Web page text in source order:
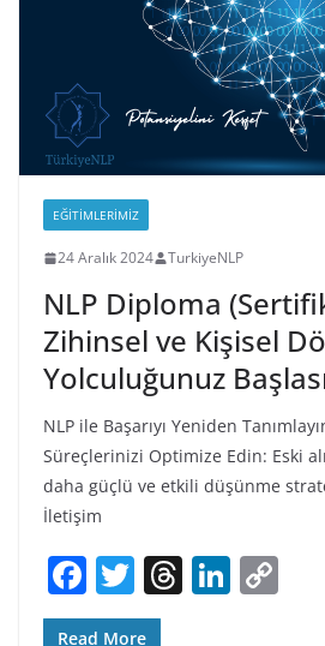
EĞITIMLERIMIZ
24 Aralık 2024 TurkiyeNLP
NLP Diploma
Zihinsel ve Kişisel
Yolculuğunuz
NLP ile Başarıyı Yeniden
Süreçlerinizi Optimize Edin: Eski
daha güçlü ve etkili düşünme
İletişim
F
a
T
w
T Li
Read More